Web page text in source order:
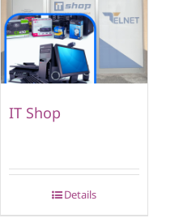
IT Shop
Details